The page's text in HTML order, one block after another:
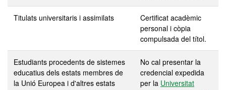
Titulats universitaris i assimilats
Certificat acadèmic
personal i còpia
compulsada del títol.
Estudiants procedents de sistemes
educatius dels estats membres de
la Unió Europea i d'altres estats
No cal presentar la
credencial expedida
per la Universitat